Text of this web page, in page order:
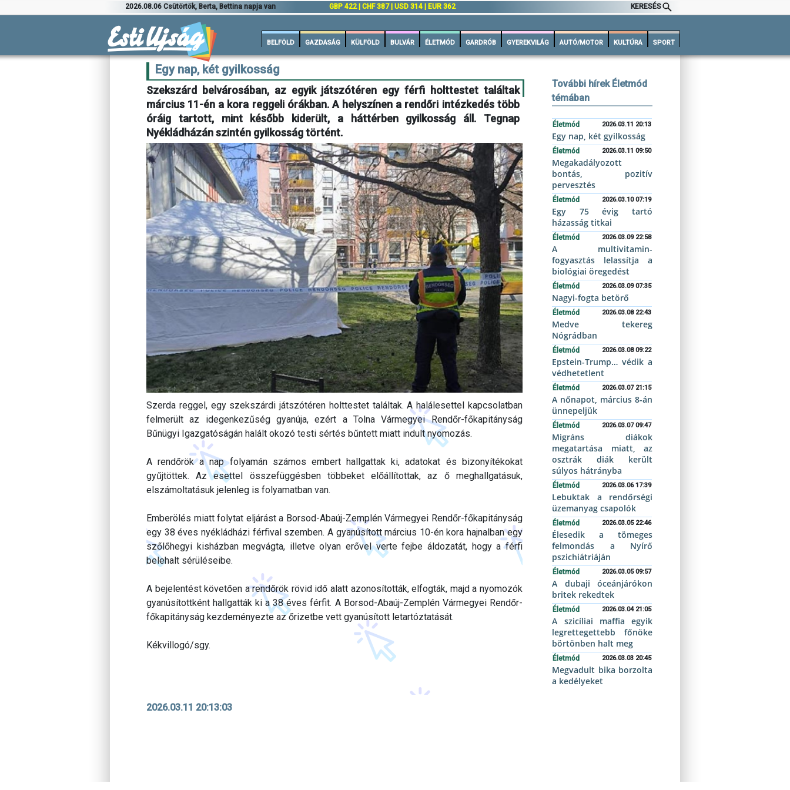
2026.08.06 Csütörtök, Berta, Bettina napja van GBP 422 | CHF 387 | USD 314 | EUR 362 KERESÉS
BELFÖLD GAZDASÁG KÜLFÖLD BULVÁR ÉLETMÓD GARDRÓB GYEREKVILÁG AUTÓ/MOTOR KULTÚRA SPORT
Egy nap, két gyilkosság
Szekszárd belvárosában, az egyik játszótéren egy férfi holttestet találtak
március 11-én a kora reggeli órákban. A helyszínen a rendőri intézkedés több
óráig tartott, mint később kiderült, a háttérben gyilkosság áll. Tegnap
Nyékládházán szintén gyilkosság történt.
Szerda reggel, egy szekszárdi játszótéren holttestet találtak. A halálesettel kapcsolatban
felmerült az idegenkezűség gyanúja, ezért a Tolna Vármegyei Rendőr-főkapitányság
Bűnügyi Igazgatóságán halált okozó testi sértés bűntett miatt indult nyomozás.
A rendőrök a nap folyamán számos embert hallgattak ki, adatokat és bizonyítékokat
gyűjtöttek. Az esettel összefüggésben többeket előállítottak, az ő meghallgatásuk,
elszámoltatásuk jelenleg is folyamatban van.
Emberölés miatt folytat eljárást a Borsod-Abaúj-Zemplén Vármegyei Rendőr-főkapitányság
egy 38 éves nyékládházi férfival szemben. A gyanúsított március 10-én kora hajnalban egy
szőlőhegyi kisházban megvágta, illetve olyan erővel verte fejbe áldozatát, hogy a férfi
belehalt sérüléseibe.
A bejelentést követően a rendőrök rövid idő alatt azonosították, elfogták, majd a nyomozók
gyanúsítottként hallgatták ki a 38 éves férfit. A Borsod-Abaúj-Zemplén Vármegyei Rendőr-
főkapitányság kezdeményezte az őrizetbe vett gyanúsított letartóztatását.
Kékvillogó/sgy.
2026.03.11 20:13:03
További hírek Életmód
témában
Életmód 2026.03.11 20:13
Egy nap, két gyilkosság
Életmód 2026.03.11 09:50
Megakadályozott
bontás, pozitív
pervesztés
Életmód 2026.03.10 07:19
Egy 75 évig tartó
házasság titkai
Életmód 2026.03.09 22:58
A multivitamin-
fogyasztás lelassítja a
biológiai öregedést
Életmód 2026.03.09 07:35
Nagyi-fogta betörő
Életmód 2026.03.08 22:43
Medve tekereg
Nógrádban
Életmód 2026.03.08 09:22
Epstein-Trump… védik a
védhetetlent
Életmód 2026.03.07 21:15
A nőnapot, március 8-án
ünnepeljük
Életmód 2026.03.07 09:47
Migráns diákok
megatartása miatt, az
osztrák diák került
súlyos hátrányba
Életmód 2026.03.06 17:39
Lebuktak a rendőrségi
üzemanyag csapolók
Életmód 2026.03.05 22:46
Élesedik a tömeges
felmondás a Nyírő
pszichiátriáján
Életmód 2026.03.05 09:57
A dubaji óceánjárókon
britek rekedtek
Életmód 2026.03.04 21:05
A szicíliai maffia egyik
legrettegettebb főnöke
börtönben halt meg
Életmód 2026.03.03 20:45
Megvadult bika borzolta
a kedélyeket